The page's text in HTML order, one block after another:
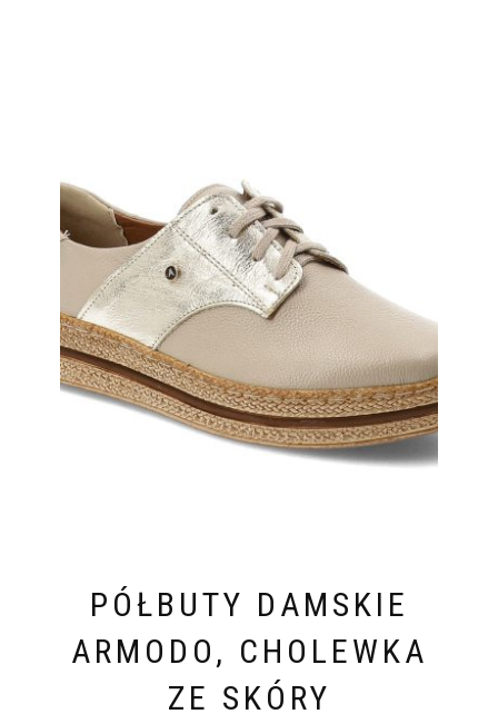
PÓŁBUTY DAMSKIE
ARMODO, CHOLEWKA
ZE SKÓRY